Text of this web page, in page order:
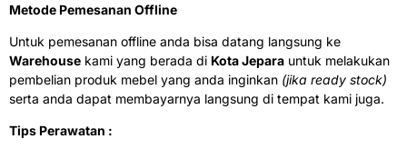
Metode Pemesanan Offline
Untuk pemesanan offline anda bisa datang langsung ke
Warehouse kami yang berada di Kota Jepara untuk melakukan
pembelian produk mebel yang anda inginkan (jika ready stock)
serta anda dapat membayarnya langsung di tempat kami juga.
Tips Perawatan :